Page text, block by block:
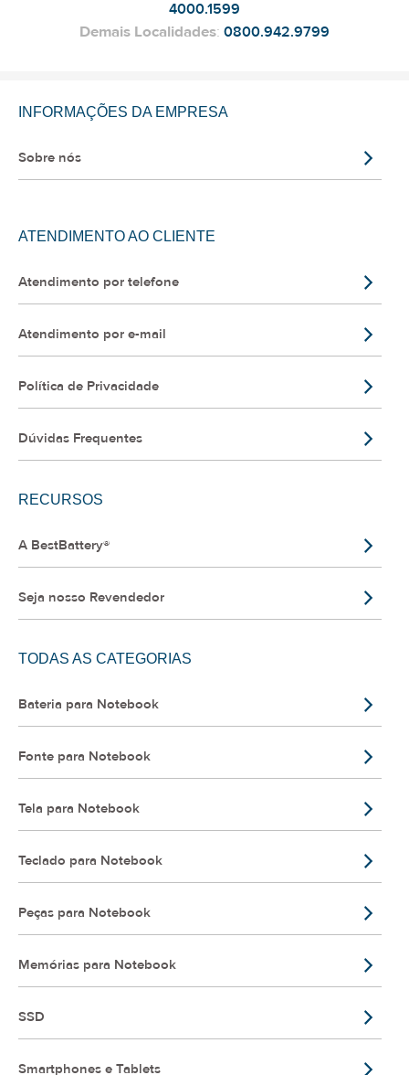
4000.1599
Demais Localidades: 0800.942.9799
INFORMAÇÕES DA EMPRESA
Sobre nós
ATENDIMENTO AO CLIENTE
Atendimento por telefone
Atendimento por e-mail
Política de Privacidade
Dúvidas Frequentes
RECURSOS
A BestBattery®
Seja nosso Revendedor
TODAS AS CATEGORIAS
Bateria para Notebook
Fonte para Notebook
Tela para Notebook
Teclado para Notebook
Peças para Notebook
Memórias para Notebook
SSD
Smartphones e Tablets